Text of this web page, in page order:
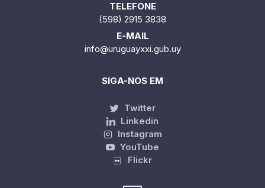
TELEFONE
(598) 2915 3838
E-MAIL
info@uruguayxxi.gub.uy
SIGA-NOS EM
Twitter
Linkedin
Instagram
YouTube
Flickr